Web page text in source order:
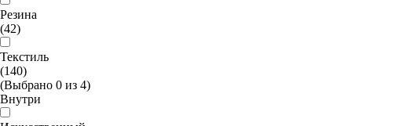
Резина
(42)
Текстиль
(140)
(Выбрано 0 из 4)
Внутри